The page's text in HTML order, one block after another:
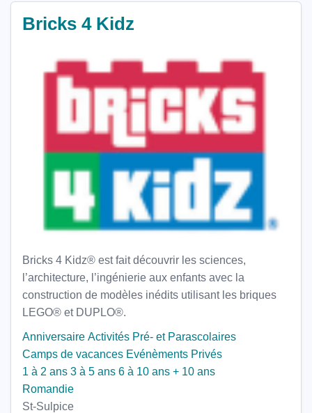
Bricks 4 Kidz
Bricks 4 Kidz® est fait découvrir les sciences,
l’architecture, l’ingénierie aux enfants avec la
construction de modèles inédits utilisant les briques
LEGO® et DUPLO®.
Anniversaire Activités Pré- et Parascolaires
Camps de vacances Evénèments Privés
1 à 2 ans 3 à 5 ans 6 à 10 ans + 10 ans
Romandie
St-Sulpice